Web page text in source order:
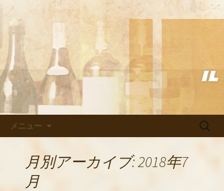
武蔵小杉の美味しいイタリアン
「イルヴェント」のブログ
武蔵小杉の美味しいイタリアン「イル
ヴェント」のブログ
メニュー
検
月別アーカイブ: 2018年7
月